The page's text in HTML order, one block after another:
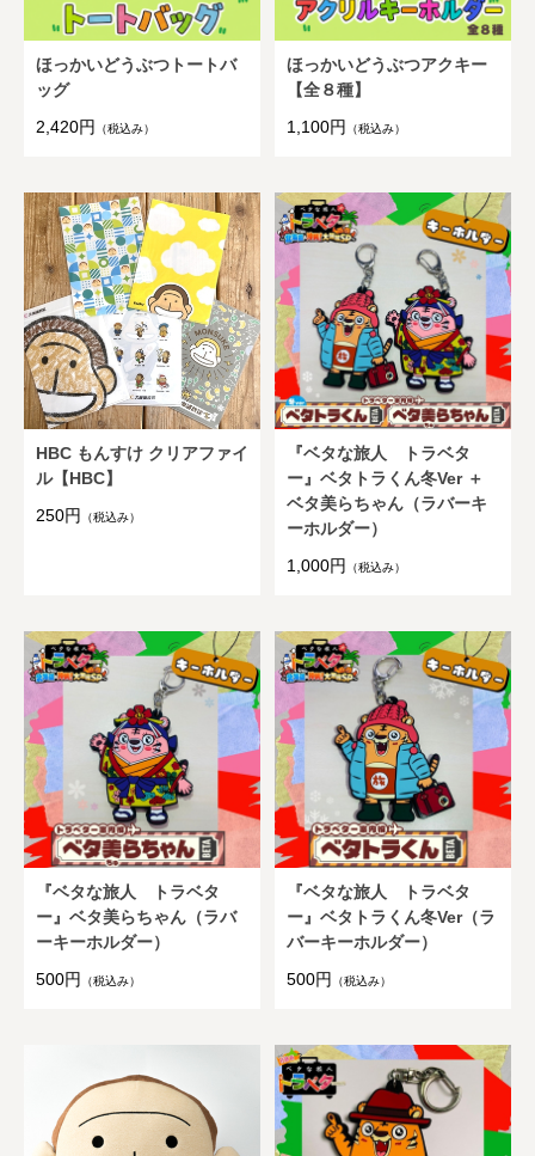
ほっかいどうぶつトートバ
ッグ
2,420円
（税込み）
ほっかいどうぶつアクキー
【全８種】
1,100円
（税込み）
HBC もんすけ クリアファイ
ル【HBC】
250円
（税込み）
『ベタな旅人 トラベタ
ー』ベタトラくん冬Ver ＋
ベタ美らちゃん（ラバーキ
ーホルダー）
1,000円
（税込み）
『ベタな旅人 トラベタ
ー』ベタ美らちゃん（ラバ
ーキーホルダー）
500円
（税込み）
『ベタな旅人 トラベタ
ー』ベタトラくん冬Ver（ラ
バーキーホルダー）
500円
（税込み）